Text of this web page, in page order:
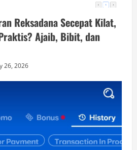
Reksadana Secepat Kilat,
Ajaib, Bibit, dan
26, 2026